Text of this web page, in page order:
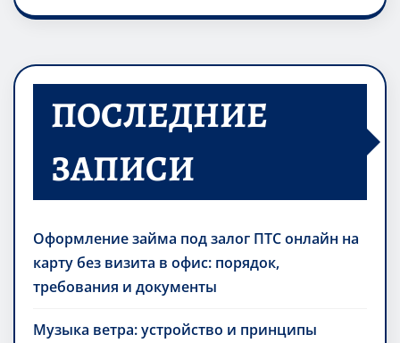
ПОСЛЕДНИЕ
ЗАПИСИ
Оформление займа под залог ПТС онлайн на
карту без визита в офис: порядок,
требования и документы
Музыка ветра: устройство и принципы